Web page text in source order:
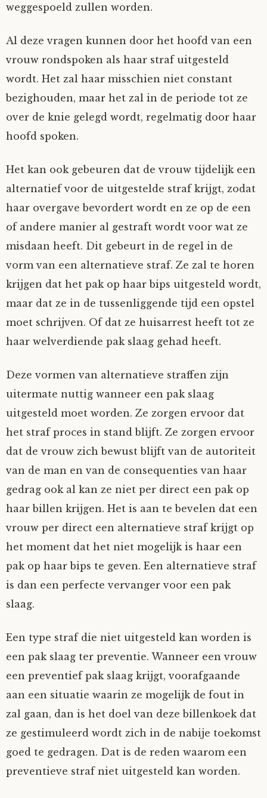
weggespoeld zullen worden.
Al deze vragen kunnen door het hoofd van een
vrouw rondspoken als haar straf uitgesteld
wordt. Het zal haar misschien niet constant
bezighouden, maar het zal in de periode tot ze
over de knie gelegd wordt, regelmatig door haar
hoofd spoken.
Het kan ook gebeuren dat de vrouw tijdelijk een
alternatief voor de uitgestelde straf krijgt, zodat
haar overgave bevordert wordt en ze op de een
of andere manier al gestraft wordt voor wat ze
misdaan heeft. Dit gebeurt in de regel in de
vorm van een alternatieve straf. Ze zal te horen
krijgen dat het pak op haar bips uitgesteld wordt,
maar dat ze in de tussenliggende tijd een opstel
moet schrijven. Of dat ze huisarrest heeft tot ze
haar welverdiende pak slaag gehad heeft.
Deze vormen van alternatieve straffen zijn
uitermate nuttig wanneer een pak slaag
uitgesteld moet worden. Ze zorgen ervoor dat
het straf proces in stand blijft. Ze zorgen ervoor
dat de vrouw zich bewust blijft van de autoriteit
van de man en van de consequenties van haar
gedrag ook al kan ze niet per direct een pak op
haar billen krijgen. Het is aan te bevelen dat een
vrouw per direct een alternatieve straf krijgt op
het moment dat het niet mogelijk is haar een
pak op haar bips te geven. Een alternatieve straf
is dan een perfecte vervanger voor een pak
slaag.
Een type straf die niet uitgesteld kan worden is
een pak slaag ter preventie. Wanneer een vrouw
een preventief pak slaag krijgt, voorafgaande
aan een situatie waarin ze mogelijk de fout in
zal gaan, dan is het doel van deze billenkoek dat
ze gestimuleerd wordt zich in de nabije toekomst
goed te gedragen. Dat is de reden waarom een
preventieve straf niet uitgesteld kan worden.